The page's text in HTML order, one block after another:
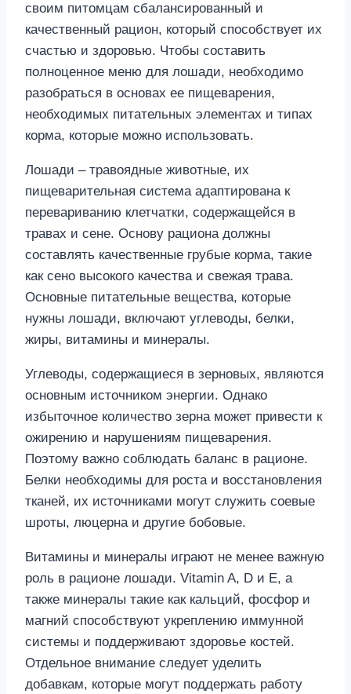
своим питомцам сбалансированный и
качественный рацион, который способствует их
счастью и здоровью. Чтобы составить
полноценное меню для лошади, необходимо
разобраться в основах ее пищеварения,
необходимых питательных элементах и типах
корма, которые можно использовать.
Лошади – травоядные животные, их
пищеварительная система адаптирована к
перевариванию клетчатки, содержащейся в
травах и сене. Основу рациона должны
составлять качественные грубые корма, такие
как сено высокого качества и свежая трава.
Основные питательные вещества, которые
нужны лошади, включают углеводы, белки,
жиры, витамины и минералы.
Углеводы, содержащиеся в зерновых, являются
основным источником энергии. Однако
избыточное количество зерна может привести к
ожирению и нарушениям пищеварения.
Поэтому важно соблюдать баланс в рационе.
Белки необходимы для роста и восстановления
тканей, их источниками могут служить соевые
шроты, люцерна и другие бобовые.
Витамины и минералы играют не менее важную
роль в рационе лошади. Vitamin A, D и E, а
также минералы такие как кальций, фосфор и
магний способствуют укреплению иммунной
системы и поддерживают здоровье костей.
Отдельное внимание следует уделить
добавкам, которые могут поддержать работу